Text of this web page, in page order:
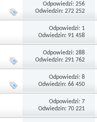
Odpowiedzi: 256
Odwiedzin: 272 252
Odpowiedzi: 1
Odwiedzin: 91 458
Odpowiedzi: 288
Odwiedzin: 291 762
Odpowiedzi: 8
Odwiedzin: 66 450
Odpowiedzi: 7
Odwiedzin: 70 221